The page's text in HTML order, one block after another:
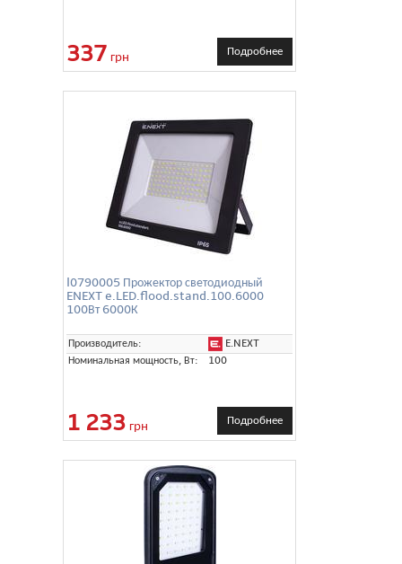
337 грн Подробнее
l0790005 Прожектор светодиодный
ENEXT e.LED.flood.stand.100.6000
100Вт 6000К
Производитель:
E.NEXT
Номинальная мощность, Вт:
100
1 233 грн Подробнее